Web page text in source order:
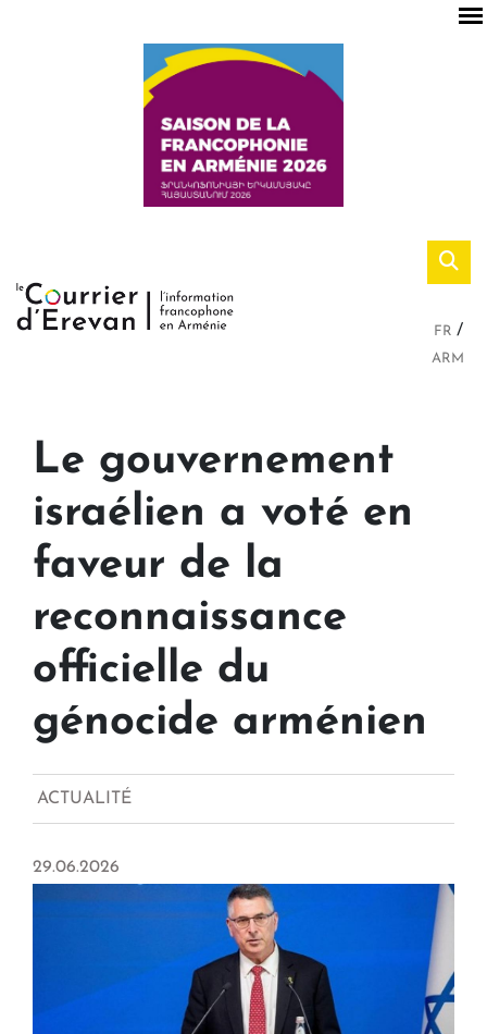
FR
ARM
Le gouvernement
israélien a voté en
faveur de la
reconnaissance
officielle du
génocide arménien
ACTUALITÉ
29.06.2026